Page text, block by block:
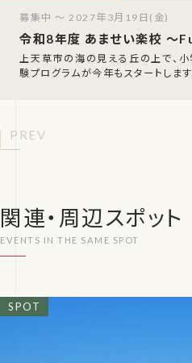
令和8年度 あませい楽校 〜
上天草市の海の見える丘の上で、
験プログラムが今年もスタートしま
募集中 ～ 2027年3月19日(金)
PREV
関連・周辺スポット